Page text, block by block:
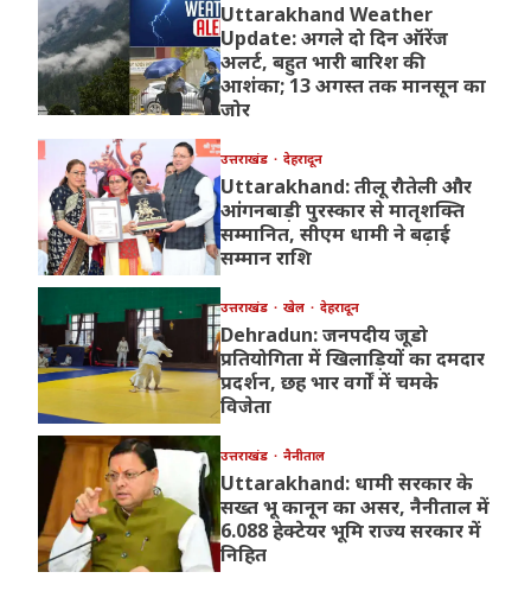
Uttarakhand Weather
Update: अगले दो दिन ऑरेंज
अलर्ट, बहुत भारी बारिश की
आशंका; 13 अगस्त तक मानसून का
जोर
उत्तराखंड देहरादून
Uttarakhand: तीलू रौतेली और
आंगनबाड़ी पुरस्कार से मातृशक्ति
सम्मानित, सीएम धामी ने बढ़ाई
सम्मान राशि
उत्तराखंड खेल देहरादून
Dehradun: जनपदीय जूडो
प्रतियोगिता में खिलाड़ियों का दमदार
प्रदर्शन, छह भार वर्गों में चमके
विजेता
उत्तराखंड नैनीताल
Uttarakhand: धामी सरकार के
सख्त भू कानून का असर, नैनीताल में
6.088 हेक्टेयर भूमि राज्य सरकार में
निहित